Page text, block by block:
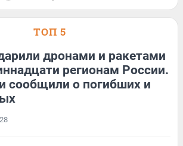
ТОП 5
дронами и ракетами
регионам России.
сообщили о погибших и